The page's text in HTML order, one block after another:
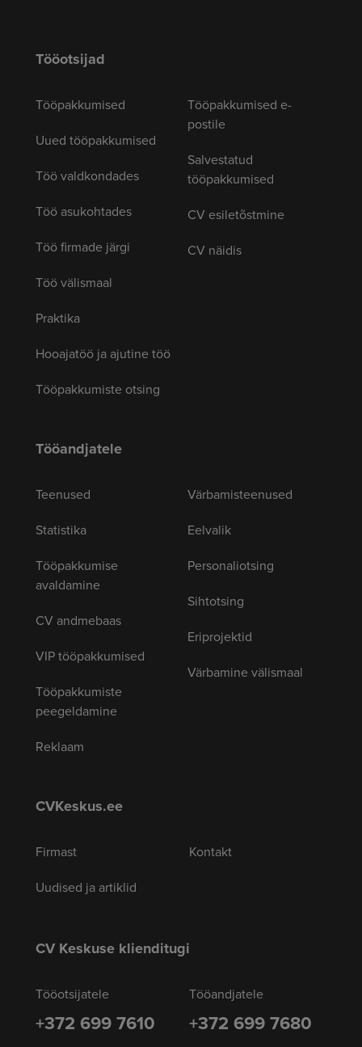
Tööotsijad
Tööpakkumised
Uued tööpakkumised
Töö valdkondades
Töö asukohtades
Töö firmade järgi
Töö välismaal
Praktika
Hooajatöö ja ajutine töö
Tööpakkumiste otsing
Tööpakkumised e-
postile
Salvestatud
tööpakkumised
CV esiletõstmine
CV näidis
Tööandjatele
Teenused
Statistika
Tööpakkumise
avaldamine
CV andmebaas
VIP tööpakkumised
Tööpakkumiste
peegeldamine
Reklaam
Värbamisteenused
Eelvalik
Personaliotsing
Sihtotsing
Eriprojektid
Värbamine välismaal
CVKeskus.ee
Firmast
Uudised ja artiklid
Kontakt
CV Keskuse klienditugi
Tööotsijatele
+372 699 7610
Tööandjatele
+372 699 7680